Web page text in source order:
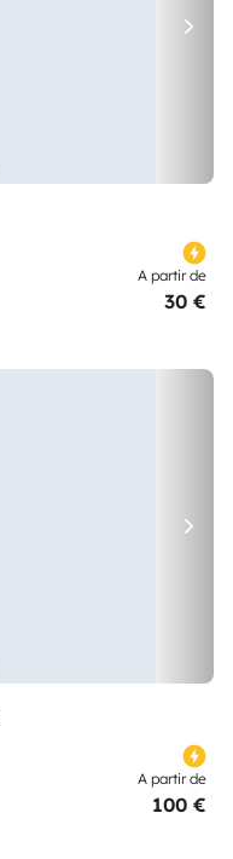
A partir de
30 €
A partir de
100 €